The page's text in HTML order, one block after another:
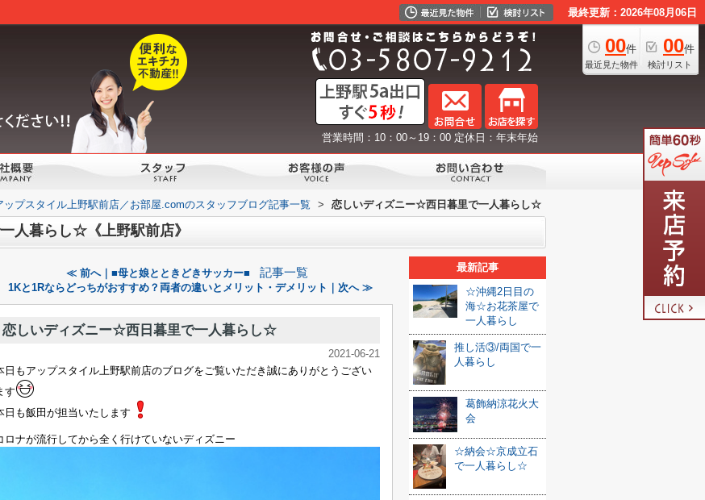
最終更新：2026年08月06日
00件
最近見た物件
00件
検討リスト
営業時間：10：00～19：00 定休日：年末年始
ップスタイル上野駅前店／お部屋.comのスタッフブログ記事一覧 > 恋しいディズニー☆西日暮里で一人暮らし☆
人暮らし☆《上野駅前店》
≪ 前へ｜■母と娘とときどきサッカー■ 記事一覧
1Kと1Rならどっちがおすすめ？両者の違いとメリット・デメリット｜次へ ≫
恋しいディズニー☆西日暮里で一人暮らし☆
2021-06-21
日もアップスタイル上野駅前店のブログをご覧いただき誠にありがとうござい
す
日も飯田が担当いたします
ロナが流行してから全く行けていないディズニー
最新記事
☆沖縄2日目の
海☆お花茶屋で
一人暮らし
推し活③/両国で一
人暮らし
葛飾納涼花火大
会
☆納会☆京成立石
で一人暮らし☆